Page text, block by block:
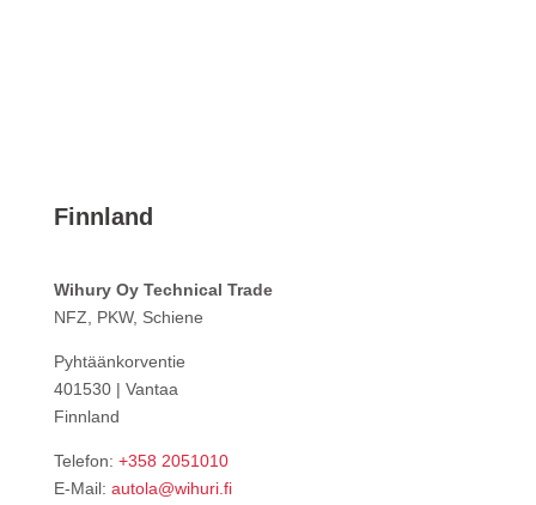
Finnland
Wihury Oy Technical Trade
NFZ, PKW, Schiene
Pyhtäänkorventie
401530 | Vantaa
Finnland
Telefon: +358 2051010
E-Mail: autola@wihuri.fi